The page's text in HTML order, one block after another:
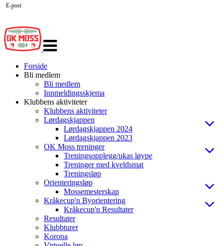
navigasjon
Forside
Bli medlem
Bli medlem
Innmeldingsskjema
Klubbens aktiviteter
Klubbens aktiviteter
Lørdagskjappen
Lørdagskjappen 2024
Lørdagskjappen 2023
OK Moss treninger
Treningsopplegg/ukas løype
Treninger med kveldsmat
Treningsløp
Orienteringsløp
Mossemesterskap
Kråkecup'n Byorientering
Kråkecup'n Resultater
Resultater
Klubbturer
Korona
E-post